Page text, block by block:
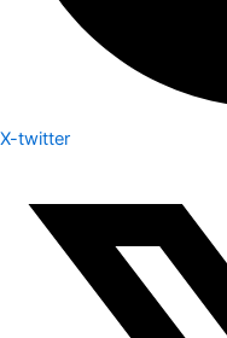
X-twitter